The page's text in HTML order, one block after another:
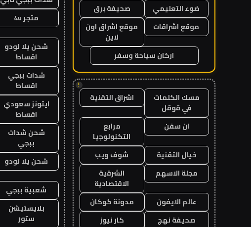
ضوء التعليمي
صحيفة برق
موقع اشراقات
موقع اشراق اون
لاين
اركان سياحة وسفر
!
مسك الكلمات
في قوقل
اشراق التقنية
ان سفن
مرابع
التكنولوجيا
خيال التقنية
شوف ويب
مجلة الاسهم
الشرقية
الاقتصادية
عالم الايفون
مدونة كوكان
صحيفة نهج
كار نيوز
متجر 4u
شحن يلا لودو
اقساط
شدات ببجي
اقساط
ايتونز سعودي
اقساط
شحن شدات
ببجي
شحن يلا لودو
شعبية ببجي
بلايستيشن
ستور